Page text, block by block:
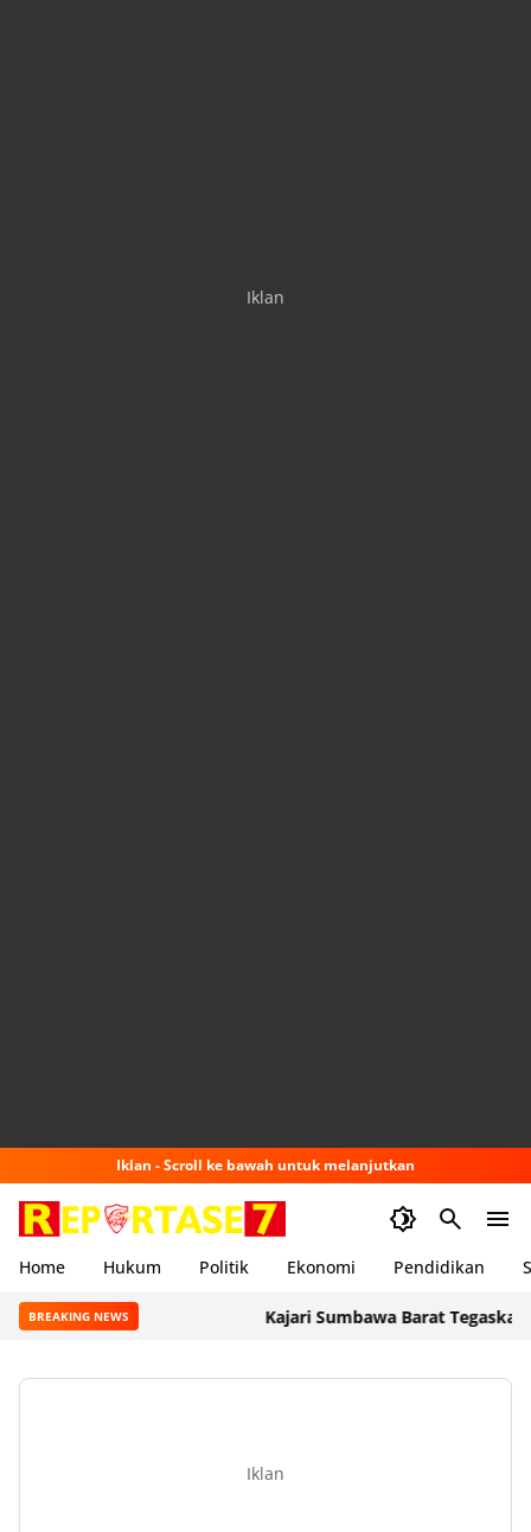
Iklan
Iklan - Scroll ke bawah untuk melanjutkan
Home Hukum Politik Ekonomi Pendidikan
BREAKING NEWS Kajari Sumbawa Barat Tegaskan
Iklan